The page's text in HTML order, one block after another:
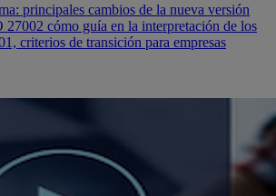
principales cambios de la nueva versión
cómo guía en la interpretación de los
criterios de transición para empresas